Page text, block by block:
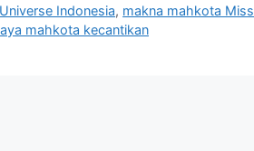
Indonesia, makna mahkota Miss
mahkota kecantikan